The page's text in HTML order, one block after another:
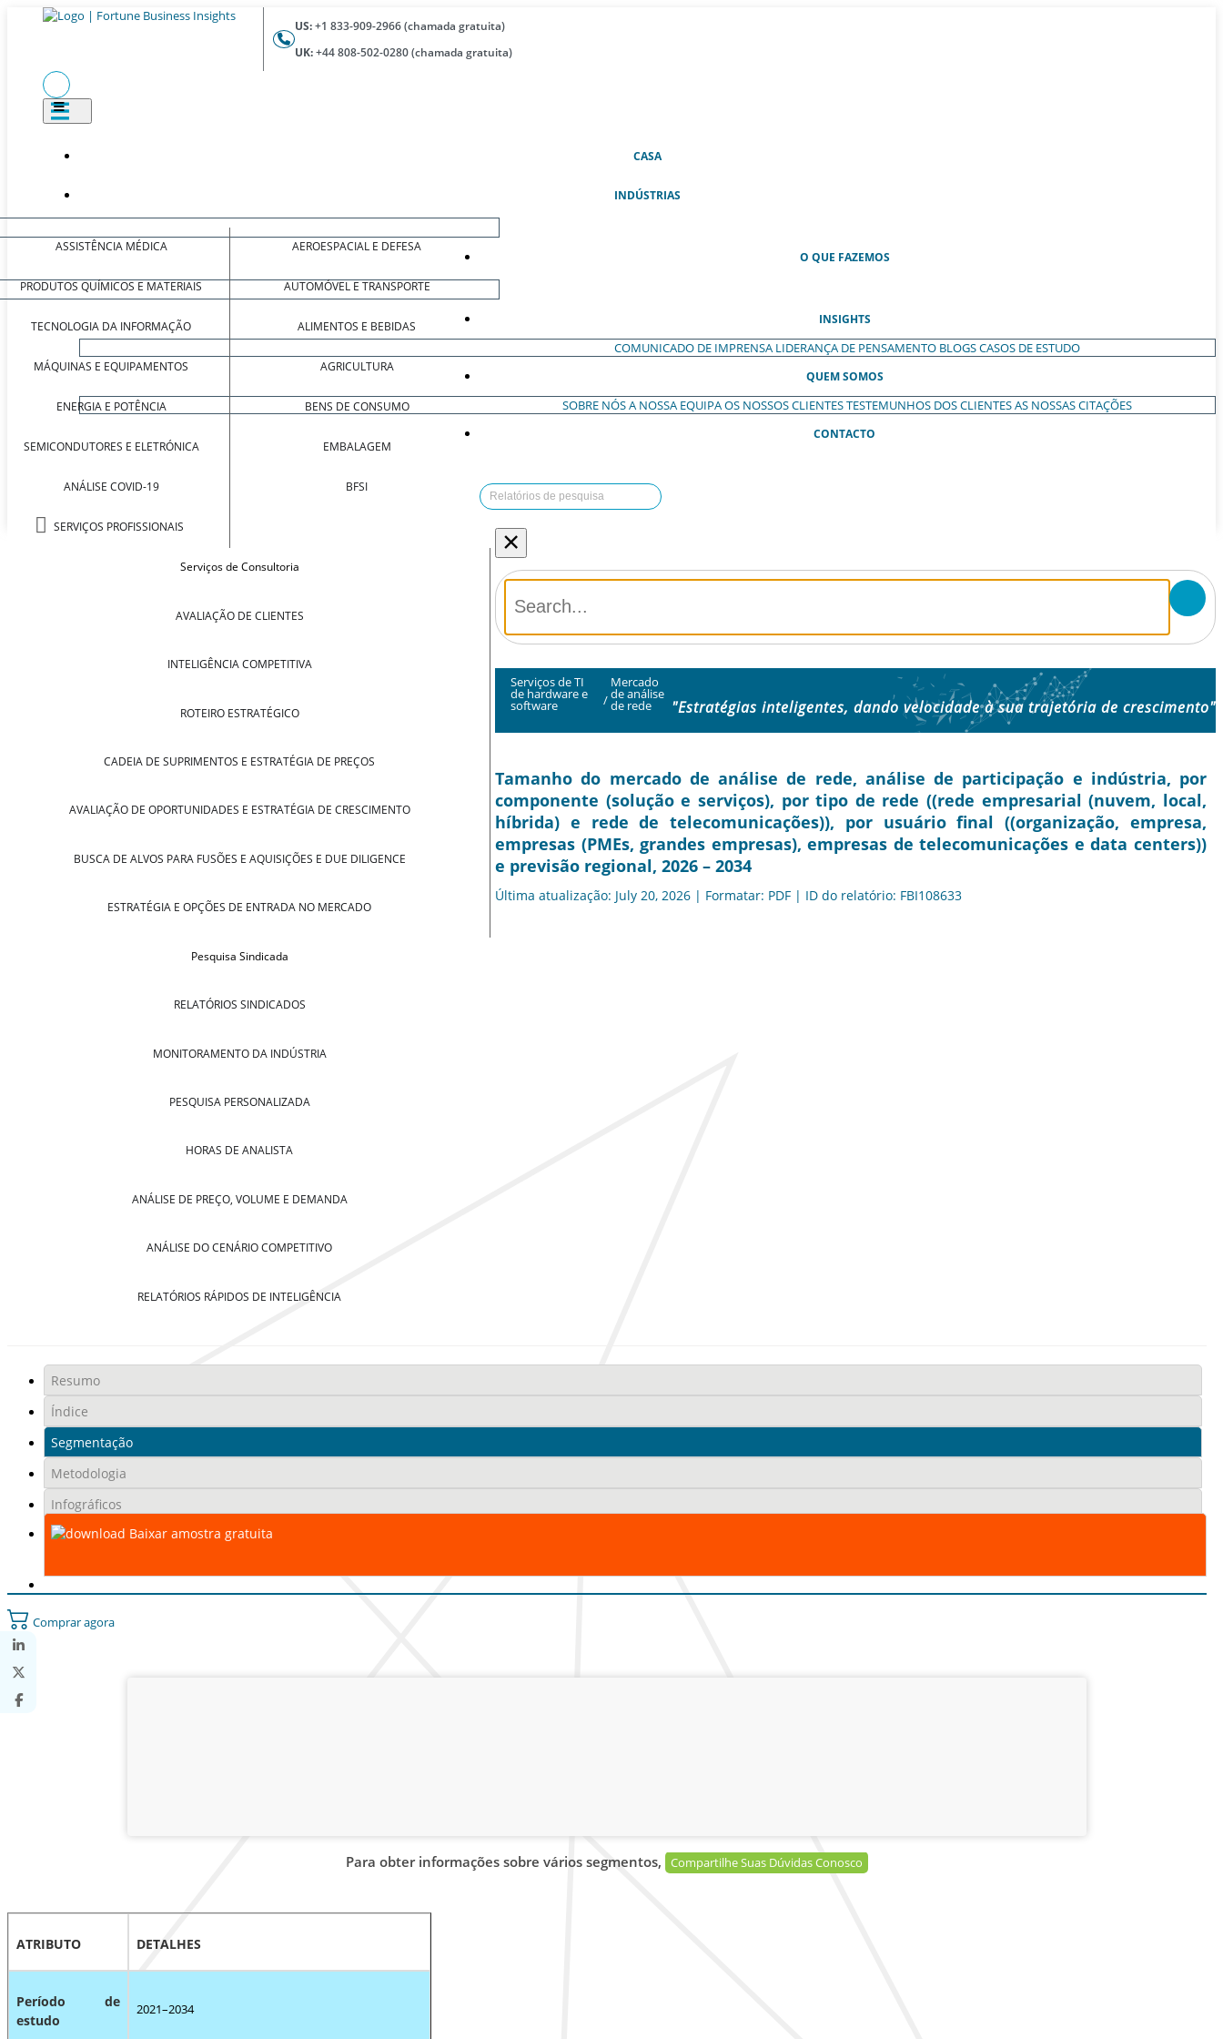
US:+1 833-909-2966 (chamada gratuita)
UK:+44 808-502-0280 (chamada gratuita)
CASA(ATUAL)
INDÚSTRIAS
ASSISTÊNCIA MÉDICA
PRODUTOS QUÍMICOS E MATERIAIS
TECNOLOGIA DA INFORMAÇÃO
MÁQUINAS E EQUIPAMENTOS
ENERGIA E POTÊNCIA
SEMICONDUTORES E ELETRÓNICA
ANÁLISE COVID-19
SERVIÇOS PROFISSIONAIS
AEROESPACIAL E DEFESA
AUTOMÓVEL E TRANSPORTE
ALIMENTOS E BEBIDAS
AGRICULTURA
BENS DE CONSUMO
EMBALAGEM
BFSI
O QUE FAZEMOS
Serviços de Consultoria
AVALIAÇÃO DE CLIENTES
INTELIGÊNCIA COMPETITIVA
ROTEIRO ESTRATÉGICO
CADEIA DE SUPRIMENTOS E ESTRATÉGIA DE PREÇOS
AVALIAÇÃO DE OPORTUNIDADES E ESTRATÉGIA DE CRESCIMENTO
BUSCA DE ALVOS PARA FUSÕES E AQUISIÇÕES E DUE DILIGENCE
ESTRATÉGIA E OPÇÕES DE ENTRADA NO MERCADO
Pesquisa Sindicada
RELATÓRIOS SINDICADOS
MONITORAMENTO DA INDÚSTRIA
PESQUISA PERSONALIZADA
HORAS DE ANALISTA
ANÁLISE DE PREÇO, VOLUME E DEMANDA
ANÁLISE DO CENÁRIO COMPETITIVO
RELATÓRIOS RÁPIDOS DE INTELIGÊNCIA
INSIGHTS
COMUNICADO DE IMPRENSA LIDERANÇA DE PENSAMENTO BLOGSCASOS DE ESTUDO
QUEM SOMOS
SOBRE NÓSA NOSSA EQUIPAOS NOSSOS CLIENTESTESTEMUNHOS DOS CLIENTESAS NOSSAS CITAÇÕES
CONTACTO
×
Serviços de TI
de hardware e
software /
Mercado
de análise
de rede "Estratégias inteligentes, dando velocidade à sua trajetória de crescimento"
Tamanho do mercado de análise de rede, análise de participação e indústria, por
componente (solução e serviços), por tipo de rede ((rede empresarial (nuvem, local,
híbrida) e rede de telecomunicações)), por usuário final ((organização, empresa,
empresas (PMEs, grandes empresas), empresas de telecomunicações e data centers))
e previsão regional, 2026 – 2034
Última atualização: July 20, 2026 | Formatar: PDF | ID do relatório: FBI108633
Resumo
Índice
Segmentação
Metodologia
Infográficos
Baixar amostra gratuita
Comprar agora
Para obter informações sobre vários segmentos, Compartilhe Suas Dúvidas Conosco
ATRIBUTO DETALHES
Período de
estudo
2021–2034